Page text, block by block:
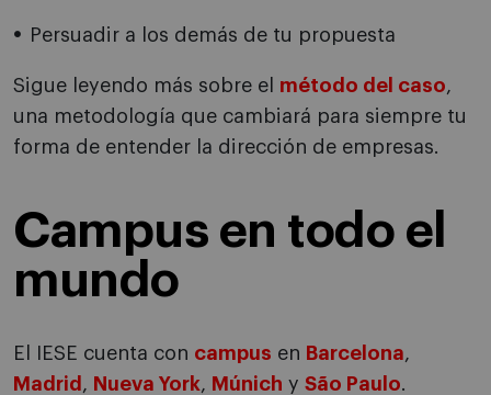
Persuadir a los demás de tu propuesta
Sigue leyendo más sobre el método del caso,
una metodología que cambiará para siempre tu
forma de entender la dirección de empresas.
Campus en todo el
mundo
El IESE cuenta con campus en Barcelona,
Madrid , Nueva York, Múnich y São Paulo.